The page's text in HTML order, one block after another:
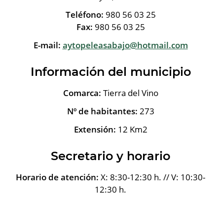
Teléfono: 980 56 03 25
Fax: 980 56 03 25
E-mail: aytopeleasabajo@hotmail.com
Información del municipio
Comarca: Tierra del Vino
Nº de habitantes: 273
Extensión: 12 Km2
Secretario y horario
Horario de atención: X: 8:30-12:30 h. // V: 10:30-
12:30 h.